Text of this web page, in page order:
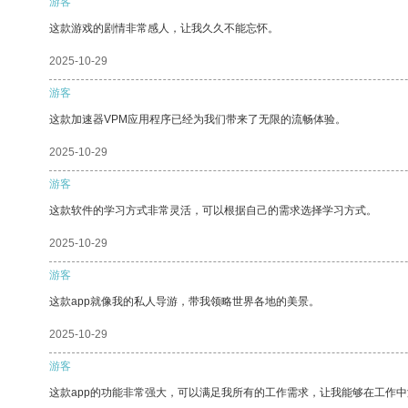
这款游戏的剧情非常感人，让我久久不能忘怀。
2025-10-29
游客
这款加速器VPM应用程序已经为我们带来了无限的流畅体验。
2025-10-29
游客
这款软件的学习方式非常灵活，可以根据自己的需求选择学习方式。
2025-10-29
游客
这款app就像我的私人导游，带我领略世界各地的美景。
2025-10-29
游客
这款app的功能非常强大，可以满足我所有的工作需求，让我能够在工作中